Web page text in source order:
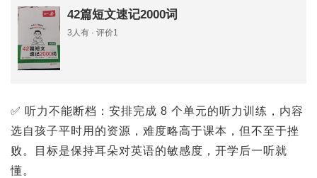
42篇短文速记2000词
3人有 · 评价1
✅ 听力不能断档：安排完成 8 个单元的听力训练，内容
选自孩子平时用的资源，难度略高于课本，但不至于挫
败。目标是保持耳朵对英语的敏感度，开学后一听就
懂。